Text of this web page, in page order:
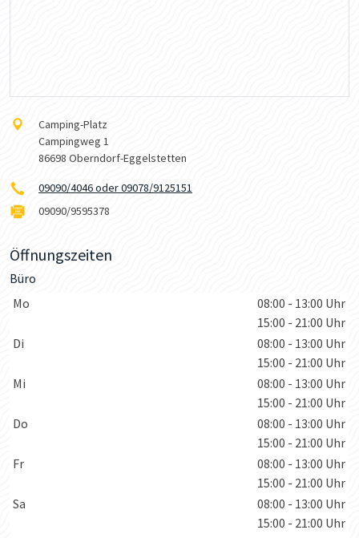
Camping-Platz
Campingweg 1
86698 Oberndorf-Eggelstetten
09090/4046 oder 09078/9125151
09090/9595378
Öffnungszeiten
Büro
Wochentage / Monate
Öffnungszeiten / Hinweise
Mo
08:00 - 13:00 Uhr
15:00 - 21:00 Uhr
Di
08:00 - 13:00 Uhr
15:00 - 21:00 Uhr
Mi
08:00 - 13:00 Uhr
15:00 - 21:00 Uhr
Do
08:00 - 13:00 Uhr
15:00 - 21:00 Uhr
Fr
08:00 - 13:00 Uhr
15:00 - 21:00 Uhr
Sa
08:00 - 13:00 Uhr
15:00 - 21:00 Uhr